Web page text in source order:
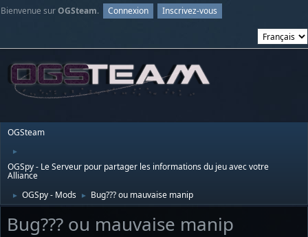
Bienvenue surOGSteam. Connexion Inscrivez-vous
OGSteam
►
OGSpy - Le Serveur pour partager les informations du jeu avec votre
Alliance
► OGSpy - Mods ► Bug??? ou mauvaise manip
Bug??? ou mauvaise manip